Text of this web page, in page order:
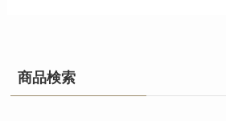
商品検索